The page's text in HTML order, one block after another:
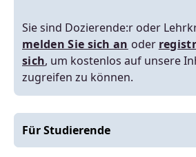
Sie sind Dozierende:r oder
melden Sie sich an oder
sich, um kostenlos auf unsere
zugreifen zu können.
Für Studierende